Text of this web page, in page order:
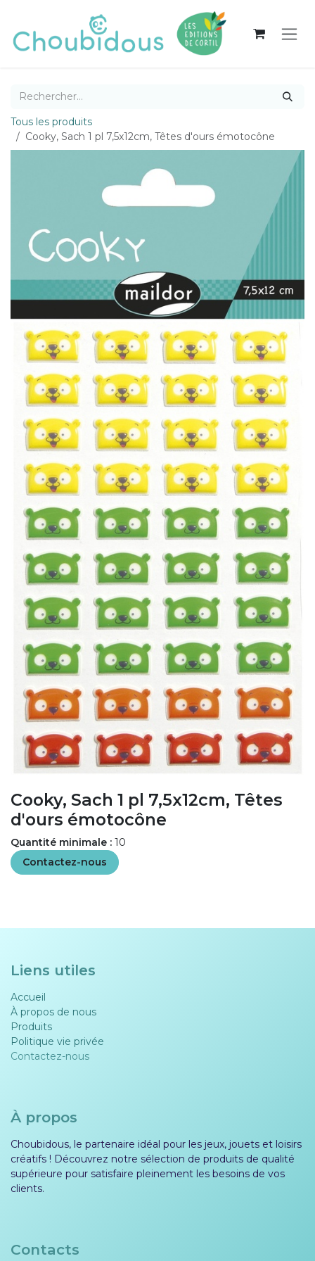
Tous les produits
Cooky, Sach 1 pl 7,5x12cm, Têtes d'ours émotocône
Cooky, Sach 1 pl 7,5x12cm, Têtes
d'ours émotocône
Quantité minimale : 10
Contactez-nous
Liens utiles
Accueil
À propos de nous
Produits
Politique vie privée​​
Contactez-nous
À propos
Choubidous, le partenaire idéal pour les jeux, jouets et loisirs
créatifs ! Découvrez notre sélection de produits de qualité
supérieure pour satisfaire pleinement les besoins de vos
clients.
Contacts